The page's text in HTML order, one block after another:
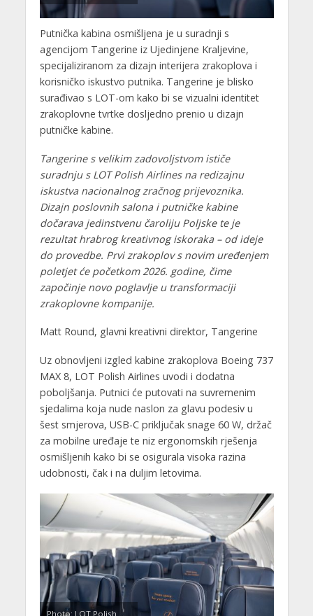
Putnička kabina osmišljena je u suradnji s
agencijom Tangerine iz Ujedinjene Kraljevine,
specijaliziranom za dizajn interijera zrakoplova i
korisničko iskustvo putnika. Tangerine je blisko
surađivao s LOT-om kako bi se vizualni identitet
zrakoplovne tvrtke dosljedno prenio u dizajn
putničke kabine.
Tangerine s velikim zadovoljstvom ističe
suradnju s LOT Polish Airlines na redizajnu
iskustva nacionalnog zračnog prijevoznika.
Dizajn poslovnih salona i putničke kabine
dočarava jedinstvenu čaroliju Poljske te je
rezultat hrabrog kreativnog iskoraka – od ideje
do provedbe. Prvi zrakoplov s novim uređenjem
poletjet će početkom 2026. godine, čime
započinje novo poglavlje u transformaciji
zrakoplovne kompanije.
Matt Round, glavni kreativni direktor, Tangerine
Uz obnovljeni izgled kabine zrakoplova Boeing 737
MAX 8, LOT Polish Airlines uvodi i dodatna
poboljšanja. Putnici će putovati na suvremenim
sjedalima koja nude naslon za glavu podesiv u
šest smjerova, USB-C priključak snage 60 W, držač
za mobilne uređaje te niz ergonomskih rješenja
osmišljenih kako bi se osigurala visoka razina
udobnosti, čak i na duljim letovima.
Photo: LOT Polish